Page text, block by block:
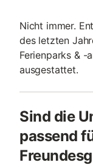
Nicht immer.
des letzten
Ferienparks & -
ausgestattet.
Sind die
passend